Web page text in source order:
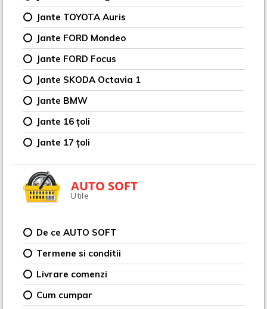
Jante TOYOTA Auris
Jante FORD Mondeo
Jante FORD Focus
Jante SKODA Octavia 1
Jante BMW
Jante 16 țoli
Jante 17 țoli
AUTO SOFT
Utile
De ce AUTO SOFT
Termene si conditii
Livrare comenzi
Cum cumpar